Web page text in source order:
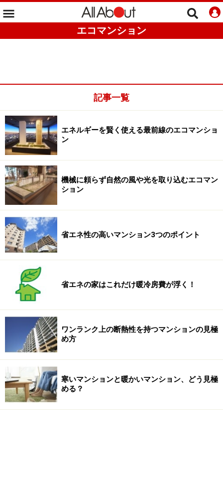
エコマンション
記事一覧
エネルギーを賢く使える最前線のエコマンショ
ン
機械に頼らず自然の風や光を取り込むエコマン
ション
省エネ性の高いマンション3つのポイント
省エネの家はこれだけ暖冷房費が浮く！
ワンランク上の断熱性を持つマンションの見極
め方
寒いマンションと暖かいマンション、どう見極
める？